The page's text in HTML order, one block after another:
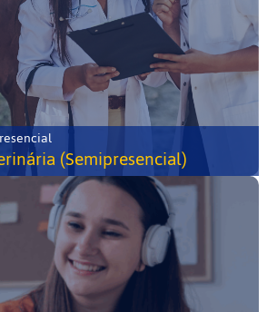
(Semipresencial)